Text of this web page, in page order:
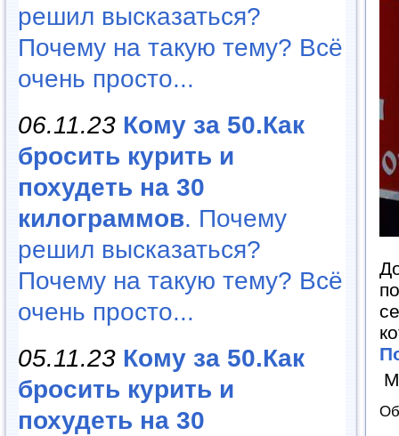
решил высказаться?
Почему на такую тему? Всё
очень просто...
06.11.23 Кому за 50.Как
бросить курить и
похудеть на 30
килограммов. Почему
решил высказаться?
Почему на такую тему? Всё
очень просто...
05.11.23 Кому за 50.Как
бросить курить и
похудеть на 30